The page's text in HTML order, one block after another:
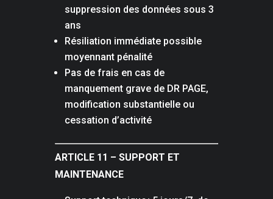
suppression des données sous 3
ans
Résiliation immédiate possible
moyennant pénalité
Pas de frais en cas de
manquement grave de DR PAGE,
modification substantielle ou
cessation d’activité
ARTICLE 11 – SUPPORT ET
MAINTENANCE